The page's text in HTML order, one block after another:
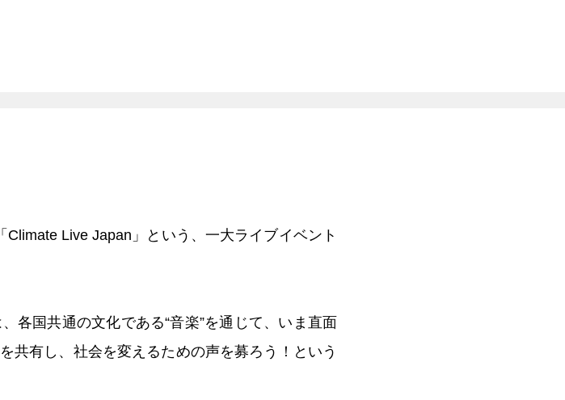
Live Japan」という、一大ライブイベント
各国共通の文化である“音楽”を通じて、いま直面
共有し、社会を変えるための声を募ろう！という